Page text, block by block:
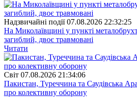
Надзвичайні події 07.08.2026 22:32:25
На Миколаївщині у пункті
загиблий, двоє травмовані
Читати
Свiт 07.08.2026 21:34:06
Пакистан, Туреччина та Саудівська
про колективну оборону